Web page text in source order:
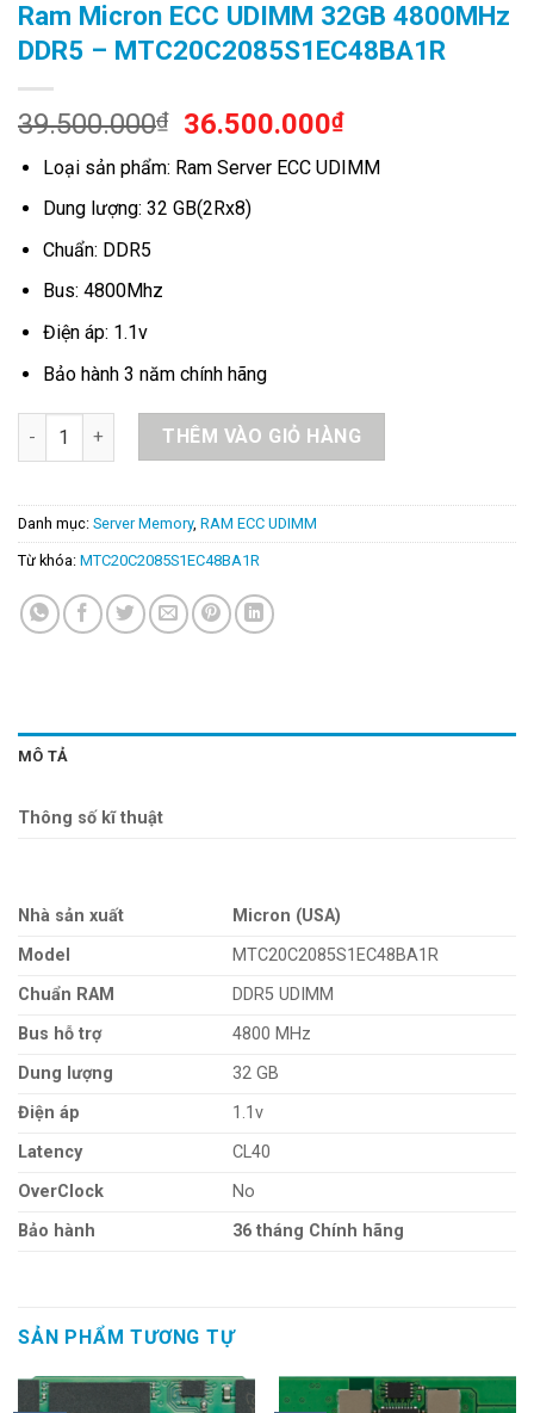
Ram Micron ECC UDIMM 32GB 4800MHz
DDR5 – MTC20C2085S1EC48BA1R
39.500.000₫
Original
price
was:
39.500.000₫.
36.500.000₫Current
price
is:
Loại sản phẩm: Ram Server ECC UDIMM
Dung lượng: 32 GB(2Rx8)
Chuẩn: DDR5
Bus: 4800Mhz
Điện áp: 1.1v
Bảo hành 3 năm chính hãng
Ram Micron ECC UDIMM 32GB 4800MHz DDR5 -
THÊM VÀO GIỎ HÀNG
Danh mục: Server Memory, RAM ECC UDIMM
Từ khóa: MTC20C2085S1EC48BA1R
MÔ TẢ
Thông số kĩ thuật
Nhà sản xuất
Micron (USA)
Model
MTC20C2085S1EC48BA1R
Chuẩn RAM
DDR5 UDIMM
Bus hỗ trợ
4800 MHz
Dung lượng
32 GB
Điện áp
1.1v
Latency
CL40
OverClock
No
Bảo hành
36 tháng Chính hãng
SẢN PHẨM TƯƠNG TỰ